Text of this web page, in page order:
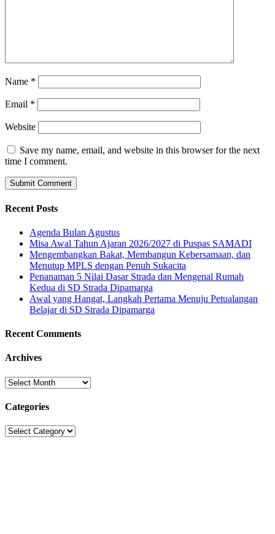
Name *
Email *
Website
Save my name, email, and website in this browser for the next
time I comment.
Recent Posts
Agenda Bulan Agustus
Misa Awal Tahun Ajaran 2026/2027 di Puspas SAMADI
Mengembangkan Bakat, Membangun Kebersamaan, dan
Menutup MPLS dengan Penuh Sukacita
Penanaman 5 Nilai Dasar Strada dan Mengenal Rumah
Kedua di SD Strada Dipamarga
Awal yang Hangat, Langkah Pertama Menuju Petualangan
Belajar di SD Strada Dipamarga
Recent Comments
Archives
Archives
Categories
Categories